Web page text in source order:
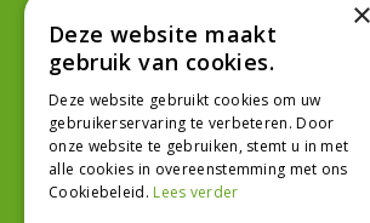
Van 17 juli t/m 29 augustus aangepaste
de zomervakantie
Toon alle openingstijden
Hoe klanten ons
×
Deze website maakt
gebruik van cookies.
Deze website gebruikt cookies om uw
gebruikerservaring te verbeteren. Door
onze website te gebruiken, stemt u in met
alle cookies in overeenstemming met ons
Cookiebeleid. Lees verder